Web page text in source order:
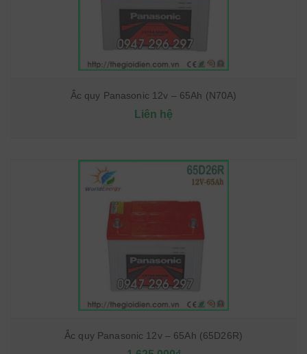
Ắc quy Panasonic 12v – 65Ah (N70A)
Liên hệ
Ắc quy Panasonic 12v – 65Ah (65D26R)